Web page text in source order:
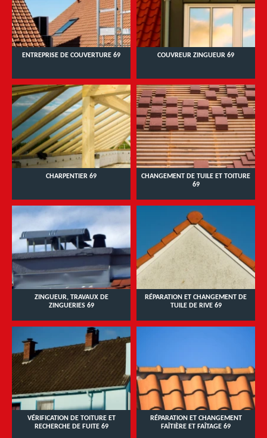
ENTREPRISE DE COUVERTURE 69 COUVREUR ZINGUEUR 69
CHARPENTIER 69
CHANGEMENT DE TUILE ET TOITURE
69
ZINGUEUR, TRAVAUX DE
ZINGUERIES 69
RÉPARATION ET CHANGEMENT DE
TUILE DE RIVE 69
VÉRIFICATION DE TOITURE ET
RECHERCHE DE FUITE 69
RÉPARATION ET CHANGEMENT
FAÎTIÈRE ET FAÎTAGE 69